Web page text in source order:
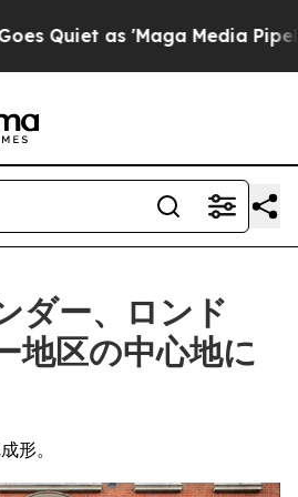
as 'Maga Media Pipeline'
ダー、ロンド
地区の中心地に
形。